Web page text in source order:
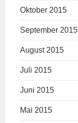
Oktober 2015
September 2015
August 2015
Juli 2015
Juni 2015
Mai 2015